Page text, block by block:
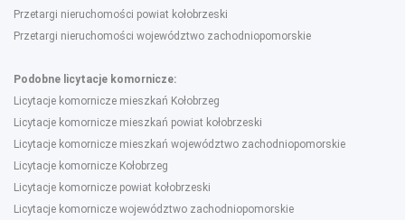
Przetargi nieruchomości powiat kołobrzeski
Przetargi nieruchomości województwo zachodniopomorskie
Podobne licytacje komornicze:
Licytacje komornicze mieszkań Kołobrzeg
Licytacje komornicze mieszkań powiat kołobrzeski
Licytacje komornicze mieszkań województwo zachodniopomorskie
Licytacje komornicze Kołobrzeg
Licytacje komornicze powiat kołobrzeski
Licytacje komornicze województwo zachodniopomorskie